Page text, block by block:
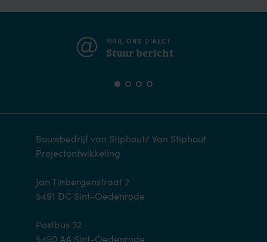
MAIL ONS DIRECT
Stuur bericht
Bouwbedrijf van Stiphout/ Van Stiphout
Projectontwikkeling
Jan Tinbergenstraat 2
5491 DC Sint-Oedenrode
Postbus 32
5490 AA Sint-Oedenrode